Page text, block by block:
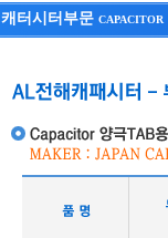
캐터시터부문 CAPACITOR